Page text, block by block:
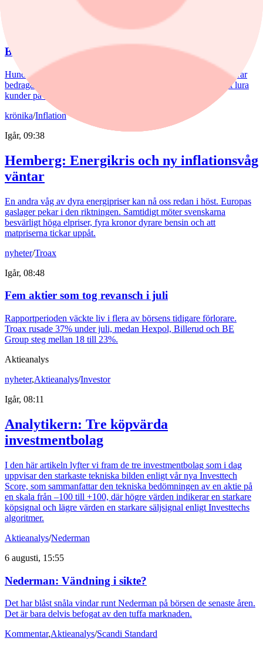
Bedragare utnyttjar kryptokaos
Hundratals kryptobörser blev olagliga i EU den 1 juli. Nu poserar
bedragare som myndigheter med förfalskade dokument för att lura
kunder på deras pengar.
krönika/Inflation
Igår, 09:38
Hemberg: Energikris och ny inflationsvåg
väntar
En andra våg av dyra energipriser kan nå oss redan i höst. Europas
gaslager pekar i den riktningen. Samtidigt möter svenskarna
besvärligt höga elpriser, fyra kronor dyrare bensin och att
matpriserna tickar uppåt.
nyheter/Troax
Igår, 08:48
Fem aktier som tog revansch i juli
Rapportperioden väckte liv i flera av börsens tidigare förlorare.
Troax rusade 37% under juli, medan Hexpol, Billerud och BE
Group steg mellan 18 till 23%.
Aktieanalys
nyheter,Aktieanalys/Investor
Igår, 08:11
Analytikern: Tre köpvärda
investmentbolag
I den här artikeln lyfter vi fram de tre investmentbolag som i dag
uppvisar den starkaste tekniska bilden enligt vår nya Investtech
Score, som sammanfattar den tekniska bedömningen av en aktie på
en skala från –100 till +100, där högre värden indikerar en starkare
köpsignal och lägre värden en starkare säljsignal enligt Investtechs
algoritmer.
Aktieanalys/Nederman
6 augusti, 15:55
Nederman: Vändning i sikte?
Det har blåst snåla vindar runt Nederman på börsen de senaste åren.
Det är bara delvis befogat av den tuffa marknaden.
Kommentar,Aktieanalys/Scandi Standard